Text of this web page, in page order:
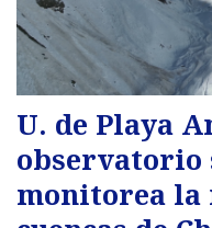
U. de Playa
observatorio
monitorea la